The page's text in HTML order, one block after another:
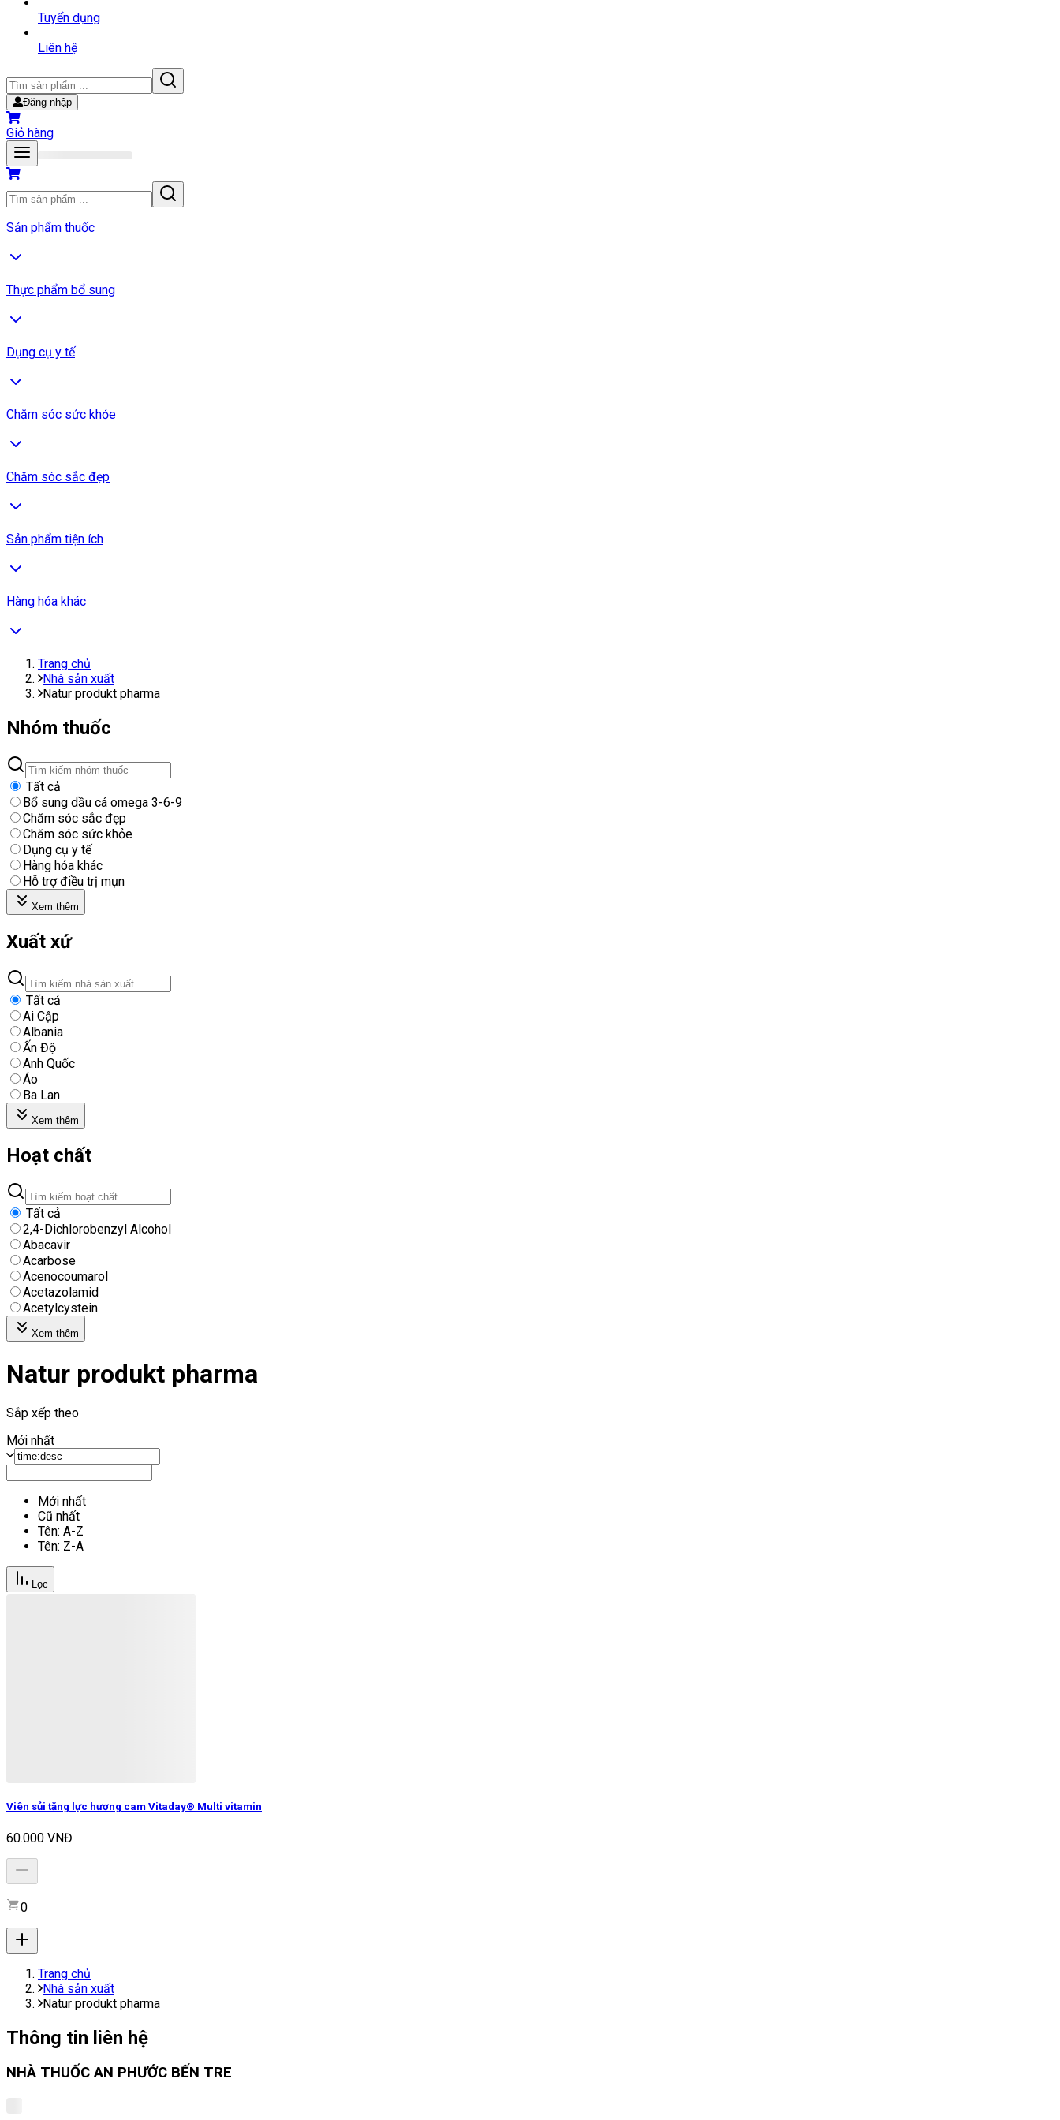
Tuyển dụng
Liên hệ
Đăng nhập
Giỏ hàng
Sản phẩm thuốc
Thực phẩm bổ sung
Dụng cụ y tế
Chăm sóc sức khỏe
Chăm sóc sắc đẹp
Sản phẩm tiện ích
Hàng hóa khác
Trang chủ
Nhà sản xuất
Natur produkt pharma
Nhóm thuốc
Tất cả
Bổ sung dầu cá omega 3-6-9
Chăm sóc sắc đẹp
Chăm sóc sức khỏe
Dụng cụ y tế
Hàng hóa khác
Hỗ trợ điều trị mụn
Xem thêm
Xuất xứ
Tất cả
Ai Cập
Albania
Ấn Độ
Anh Quốc
Áo
Ba Lan
Xem thêm
Hoạt chất
Tất cả
2,4-Dichlorobenzyl Alcohol
Abacavir
Acarbose
Acenocoumarol
Acetazolamid
Acetylcystein
Xem thêm
Natur produkt pharma
Sắp xếp theo
Mới nhất
Mới nhất
Cũ nhất
Tên: A-Z
Tên: Z-A
Lọc
Viên sủi tăng lực hương cam Vitaday® Multi vitamin
60.000 VNĐ
0
Trang chủ
Nhà sản xuất
Natur produkt pharma
Thông tin liên hệ
NHÀ THUỐC AN PHƯỚC BẾN TRE